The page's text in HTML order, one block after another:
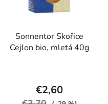
Sonnentor Skořice
Cejlon bio, mletá 40g
€2,60